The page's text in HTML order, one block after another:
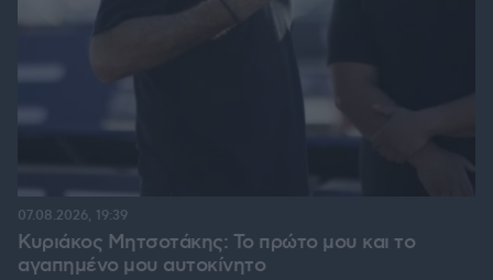
Κυριάκος Μητσοτάκης: Το πρώτο μου και το
αγαπημένο μου αυτοκίνητο
07.08.2026, 19:39